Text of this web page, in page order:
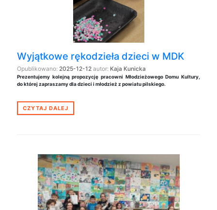
Wyjątkowe rękodzieła dzieci w MDK
Opublikowano: 2025-12-12 autor: Kaja Kunicka
Prezentujemy kolejną propozycję pracowni Młodzieżowego Domu Kultury,
do której zapraszamy dla dzieci i młodzież z powiatu pilskiego.
CZYTAJ DALEJ